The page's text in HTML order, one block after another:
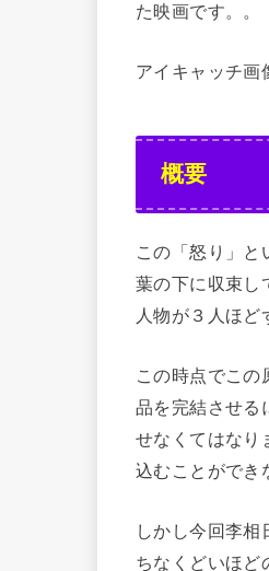
た映画です。。
アイキャッチ画
概要
この「怒り」
葉の下に収束し
人物が３人ほど
この時点でこ
品を完結させる
せなくてはなり
込むことができ
しかし今回李
ちなくどいほど